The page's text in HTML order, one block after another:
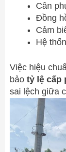
Cân
Đồng
Cảm
Hệ
Việc hiệu
bảo tỷ lệ cấp
sai lệch giữa